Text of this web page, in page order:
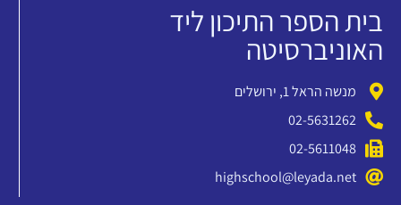
בית הספר התיכון ליד
האוניברסיטה
מנשה הראל 1, ירושלים
02-5631262
02-5611048
highschool@leyada.net